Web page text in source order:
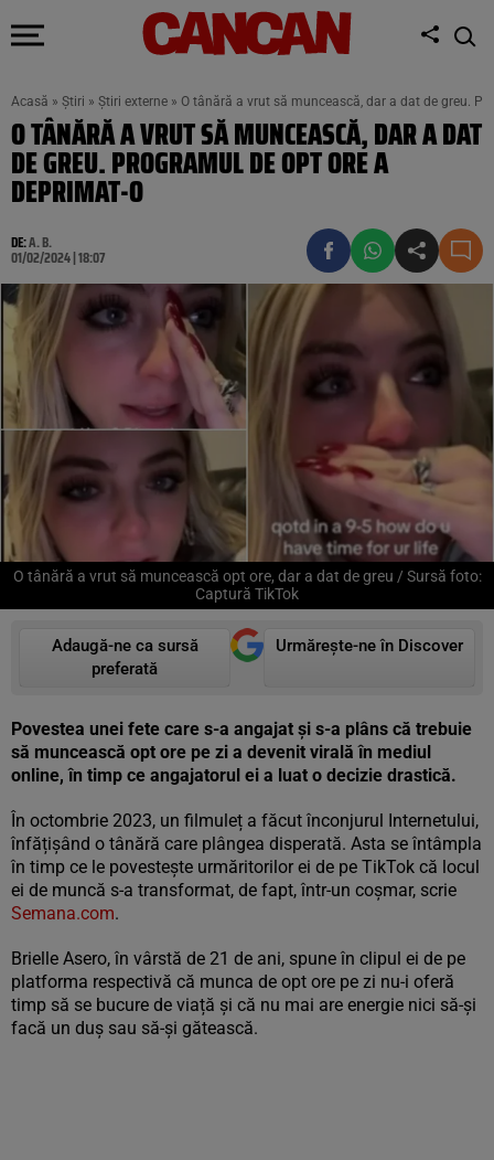
Acasă » Știri » Știri externe » O tânără a vrut să muncească, dar a dat de greu.
O TÂNĂRĂ A VRUT SĂ MUNCEASCĂ, DAR A DAT
DE GREU. PROGRAMUL DE OPT ORE A
DEPRIMAT-O
DE:A. B.
01/02/2024 | 18:07
O tânără a vrut să muncească opt ore, dar a dat de greu / Sursă foto:
Captură TikTok
Adaugă-ne ca sursă
preferată
Urmărește-ne în Discover
Povestea unei fete care s-a angajat și s-a plâns că trebuie
să muncească opt ore pe zi a devenit virală în mediul
online, în timp ce angajatorul ei a luat o decizie drastică.
În octombrie 2023, un filmuleț a făcut înconjurul Internetului,
înfățișând o tânără care plângea disperată. Asta se întâmpla
în timp ce le povestește urmăritorilor ei de pe TikTok că locul
ei de muncă s-a transformat, de fapt, într-un coșmar, scrie
Semana.com.
Brielle Asero, în vârstă de 21 de ani, spune în clipul ei de pe
platforma respectivă că munca de opt ore pe zi nu-i oferă
timp să se bucure de viață și că nu mai are energie nici să-și
facă un duș sau să-și gătească.